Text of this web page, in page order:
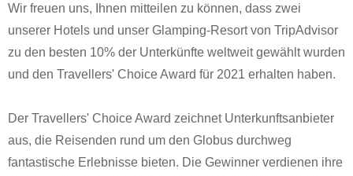
Wir freuen uns, Ihnen mitteilen zu können, dass zwei
unserer Hotels und unser Glamping-Resort von TripAdvisor
zu den besten 10% der Unterkünfte weltweit gewählt wurden
und den Travellers' Choice Award für 2021 erhalten haben.
Der Travellers' Choice Award zeichnet Unterkunftsanbieter
aus, die Reisenden rund um den Globus durchweg
fantastische Erlebnisse bieten. Die Gewinner verdienen ihre